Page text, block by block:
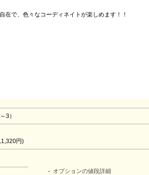
在で、色々なコーディネイトが楽しめます！！
3）
円)
オプションの値段詳細